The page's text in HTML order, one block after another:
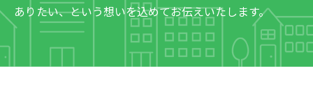
ありたい、という想いを込めてお伝えいたします。